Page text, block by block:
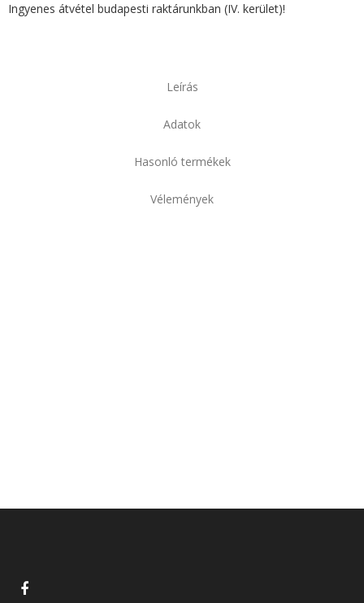
Ingyenes átvétel budapesti raktárunkban (IV. kerület)!
Leírás
Adatok
Hasonló termékek
Vélemények